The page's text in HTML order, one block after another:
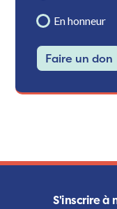
En honneur
Faire un don
S'inscrire à